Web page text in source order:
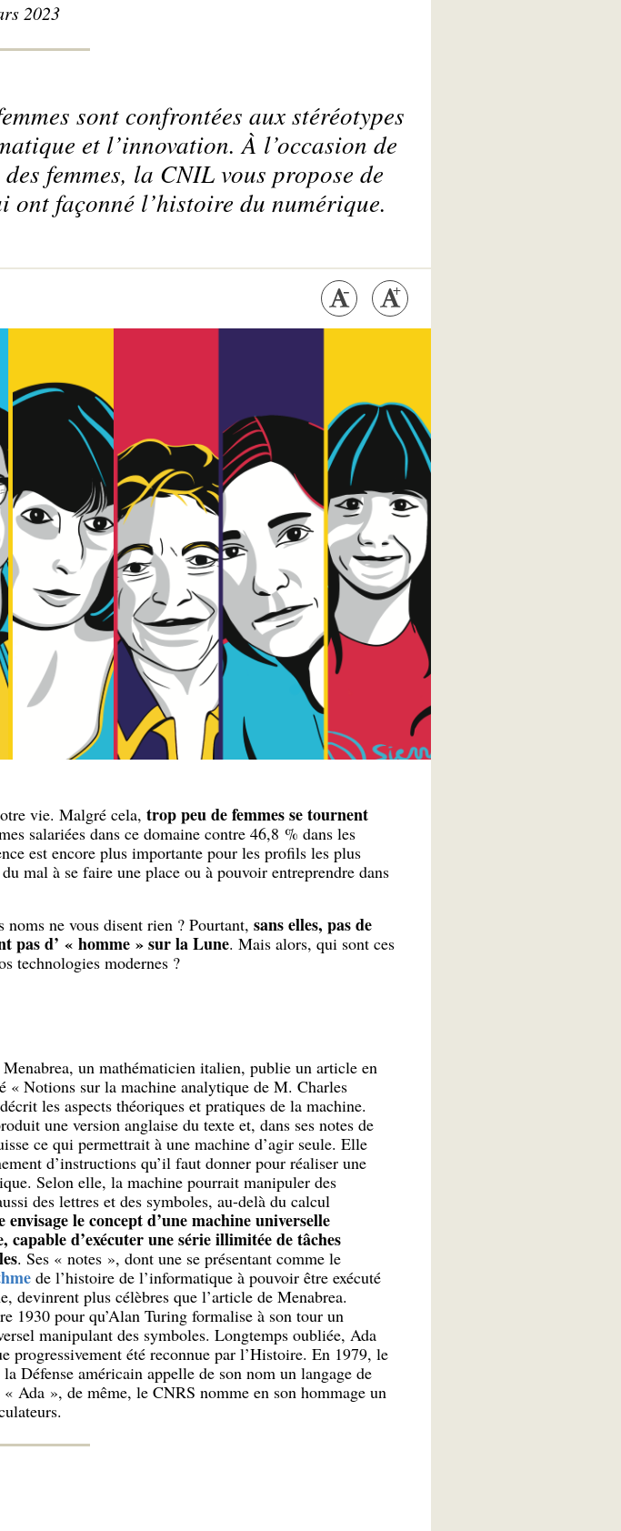
2023
sont confrontées aux stéréotypes
et l’innovation. À l’occasion de
femmes, la CNIL vous propose de
façonné l’histoire du numérique.
vie. Malgré cela, trop peu de femmes se tournent
salariées dans ce domaine contre 46,8 % dans les
est encore plus importante pour les profils les plus
mal à se faire une place ou à pouvoir entreprendre dans
noms ne vous disent rien ? Pourtant, sans elles, pas de
pas d’ « homme » sur la Lune. Mais alors, qui sont ces
technologies modernes ?
un mathématicien italien, publie un article en
« Notions sur la machine analytique de M. Charles
les aspects théoriques et pratiques de la machine.
une version anglaise du texte et, dans ses notes de
ce qui permettrait à une machine d’agir seule. Elle
d’instructions qu’il faut donner pour réaliser une
Selon elle, la machine pourrait manipuler des
des lettres et des symboles, au-delà du calcul
envisage le concept d’une machine universelle
capable d’exécuter une série illimitée de tâches
. Ses « notes », dont une se présentant comme le
de l’histoire de l’informatique à pouvoir être exécuté
devinrent plus célèbres que l’article de Menabrea.
1930 pour qu’Alan Turing formalise à son tour un
manipulant des symboles. Longtemps oubliée, Ada
progressivement été reconnue par l’Histoire. En 1979, le
Défense américain appelle de son nom un langage de
Ada », de même, le CNRS nomme en son hommage un